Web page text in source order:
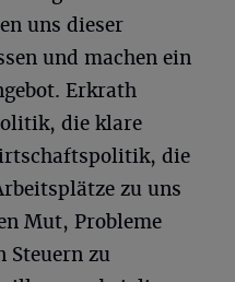
uns dieser
und machen ein
Erkrath
die klare
die
zu uns
Mut, Probleme
Steuern zu